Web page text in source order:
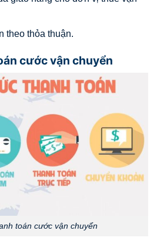
theo thỏa thuận.
cước vận chuyển
toán cước vận chuyển